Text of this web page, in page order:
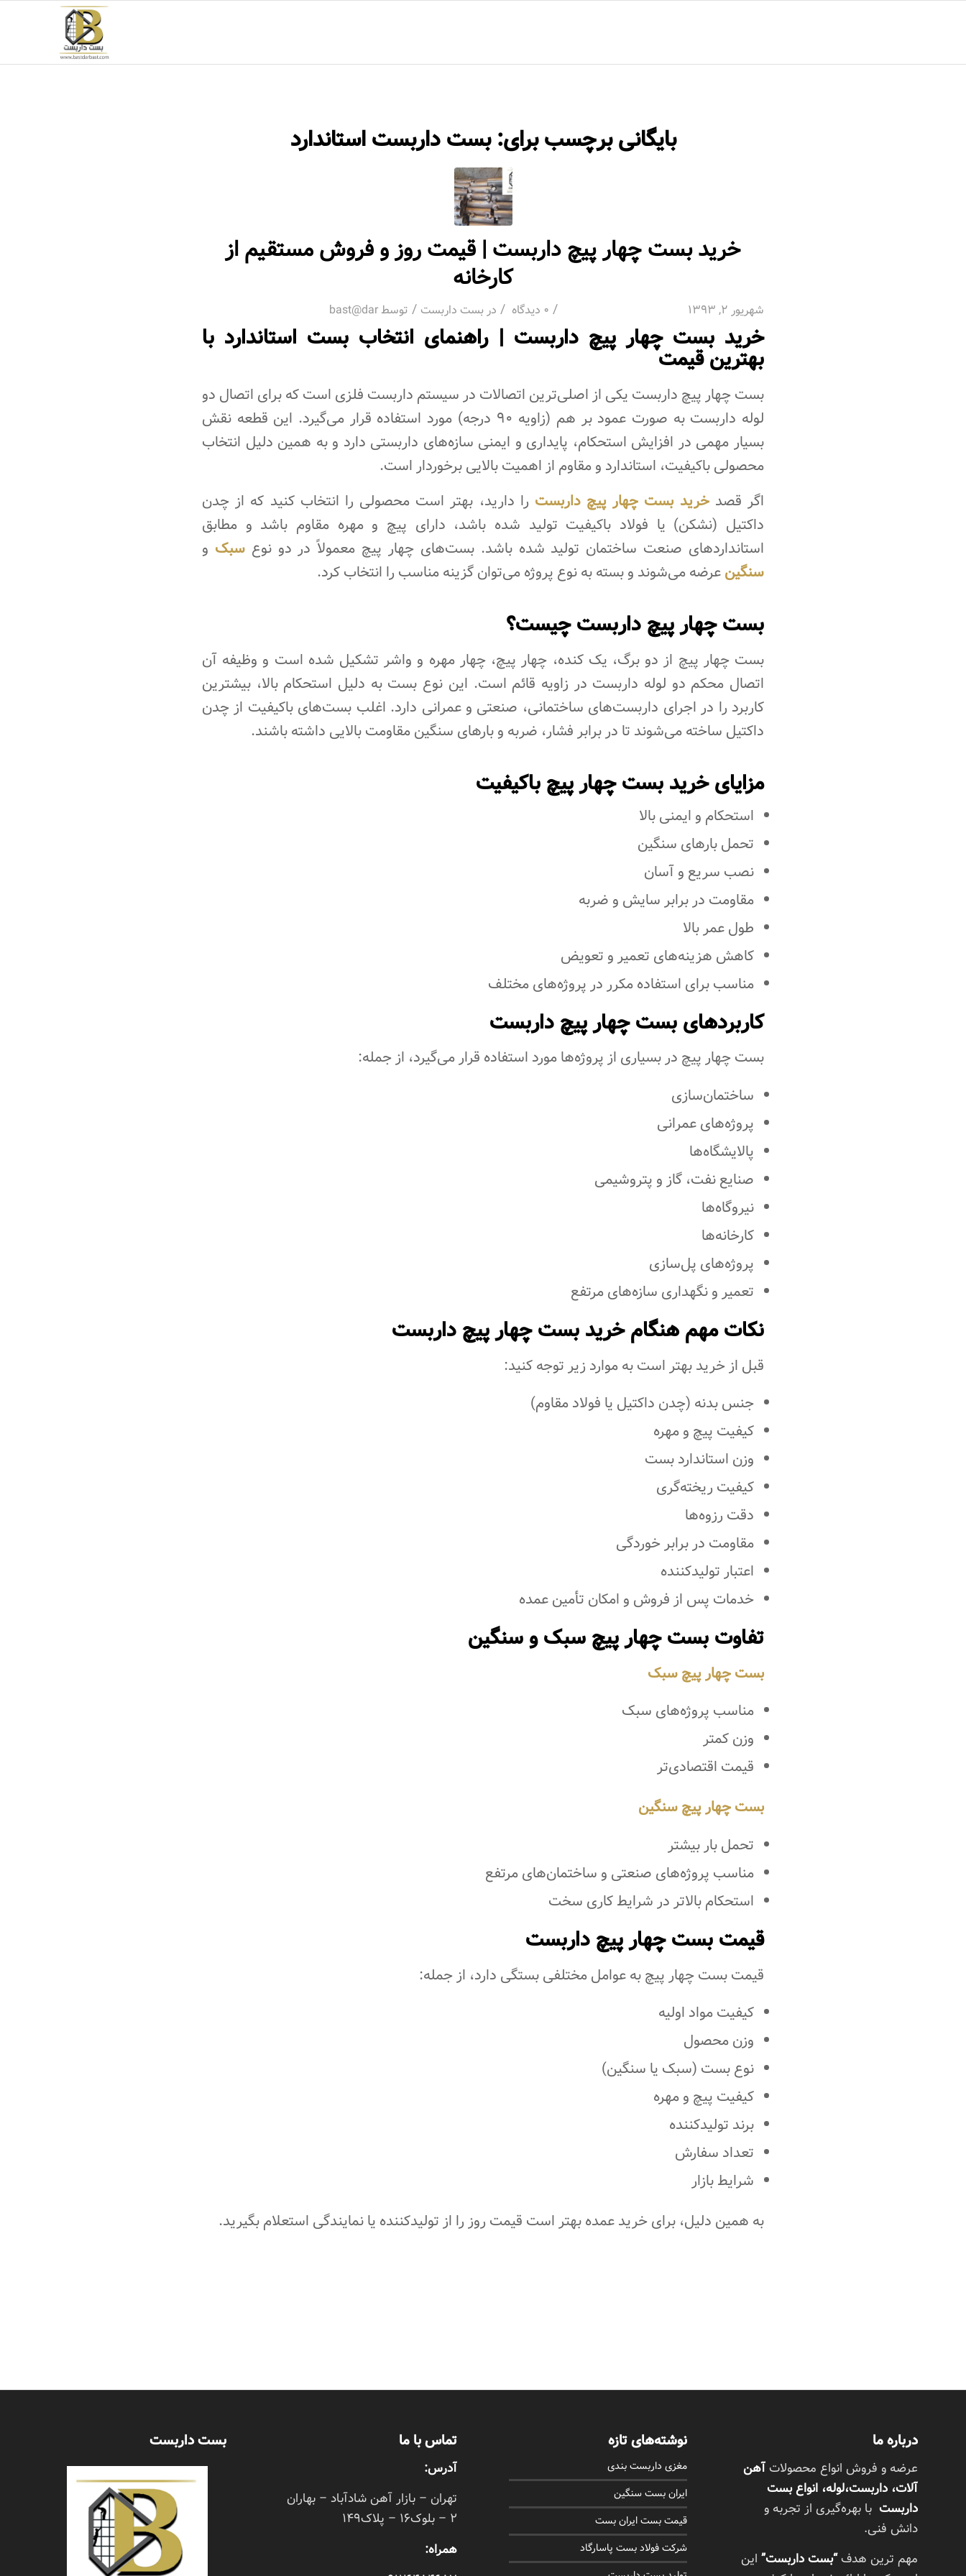
بایگانی برچسب برای:بست داربست استاندارد
خرید بست چهار پیچ داربست | قیمت روز و فروش مستقیم از
کارخانه
شهریور 2, 1393 / 0 دیدگاه / دربست داربست / توسطbast@dar
خرید بست چهار پیچ داربست | راهنمای انتخاب بست استاندارد با
بهترین قیمت
بست چهار پیچ داربست یکی از اصلی‌ترین اتصالات در سیستم داربست فلزی است که برای اتصال دو
لوله داربست به صورت عمود بر هم (زاویه ۹۰ درجه) مورد استفاده قرار می‌گیرد. این قطعه نقش
بسیار مهمی در افزایش استحکام، پایداری و ایمنی سازه‌های داربستی دارد و به همین دلیل انتخاب
محصولی باکیفیت، استاندارد و مقاوم از اهمیت بالایی برخوردار است.
اگر قصدخرید بست چهار پیچ داربست را دارید، بهتر است محصولی را انتخاب کنید که از چدن
داکتیل (نشکن) یا فولاد باکیفیت تولید شده باشد، دارای پیچ و مهره مقاوم باشد و مطابق
استانداردهای صنعت ساختمان تولید شده باشد. بست‌های چهار پیچ معمولاً در دو نوعسبک و
سنگینعرضه می‌شوند و بسته به نوع پروژه می‌توان گزینه مناسب را انتخاب کرد.
بست چهار پیچ داربست چیست؟
بست چهار پیچ از دو برگ، یک کنده، چهار پیچ، چهار مهره و واشر تشکیل شده است و وظیفه آن
اتصال محکم دو لوله داربست در زاویه قائم است. این نوع بست به دلیل استحکام بالا، بیشترین
کاربرد را در اجرای داربست‌های ساختمانی، صنعتی و عمرانی دارد. اغلب بست‌های باکیفیت از چدن
داکتیل ساخته می‌شوند تا در برابر فشار، ضربه و بارهای سنگین مقاومت بالایی داشته باشند.
مزایای خرید بست چهار پیچ باکیفیت
استحکام و ایمنی بالا
تحمل بارهای سنگین
نصب سریع و آسان
مقاومت در برابر سایش و ضربه
طول عمر بالا
کاهش هزینه‌های تعمیر و تعویض
مناسب برای استفاده مکرر در پروژه‌های مختلف
کاربردهای بست چهار پیچ داربست
بست چهار پیچ در بسیاری از پروژه‌ها مورد استفاده قرار می‌گیرد، از جمله:
ساختمان‌سازی
پروژه‌های عمرانی
پالایشگاه‌ها
صنایع نفت، گاز و پتروشیمی
نیروگاه‌ها
کارخانه‌ها
پروژه‌های پل‌سازی
تعمیر و نگهداری سازه‌های مرتفع
نکات مهم هنگام خرید بست چهار پیچ داربست
قبل از خرید بهتر است به موارد زیر توجه کنید:
جنس بدنه (چدن داکتیل یا فولاد مقاوم)
کیفیت پیچ و مهره
وزن استاندارد بست
کیفیت ریخته‌گری
دقت رزوه‌ها
مقاومت در برابر خوردگی
اعتبار تولیدکننده
خدمات پس از فروش و امکان تأمین عمده
تفاوت بست چهار پیچ سبک و سنگین
بست چهار پیچ سبک
مناسب پروژه‌های سبک
وزن کمتر
قیمت اقتصادی‌تر
بست چهار پیچ سنگین
تحمل بار بیشتر
مناسب پروژه‌های صنعتی و ساختمان‌های مرتفع
استحکام بالاتر در شرایط کاری سخت
قیمت بست چهار پیچ داربست
قیمت بست چهار پیچ به عوامل مختلفی بستگی دارد، از جمله:
کیفیت مواد اولیه
وزن محصول
نوع بست (سبک یا سنگین)
کیفیت پیچ و مهره
برند تولیدکننده
تعداد سفارش
شرایط بازار
به همین دلیل، برای خرید عمده بهتر است قیمت روز را از تولیدکننده یا نمایندگی استعلام بگیرید.
درباره ما
عرضه و فروش انواع محصولات آهن
آلات، داربست،لوله، انواع بست
داربست با بهره‌گیری از تجربه و
دانش فنی.
مهم ترین هدف“بست داربست” این
نوشته‌های تازه
مغزی داربست بندی
ایران بست سنگین
قیمت بست ایران بست
شرکت فولاد بست پاسارگاد
تماس با ما
آدرس:
تهران – بازار آهن شادآباد – بهاران
2 – بلوک16 – پلاک149
همراه:
بست داربست